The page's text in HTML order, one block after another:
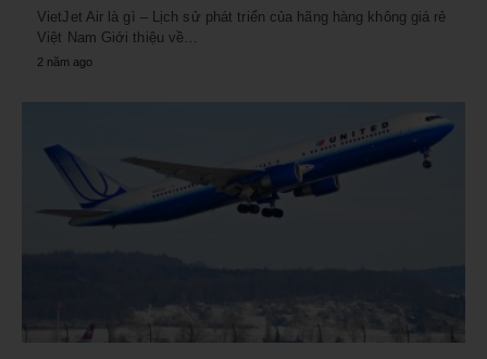
VietJet Air là gì – Lịch sử phát triển của hãng hàng không giá rẻ
Việt Nam Giới thiệu về…
2 năm ago